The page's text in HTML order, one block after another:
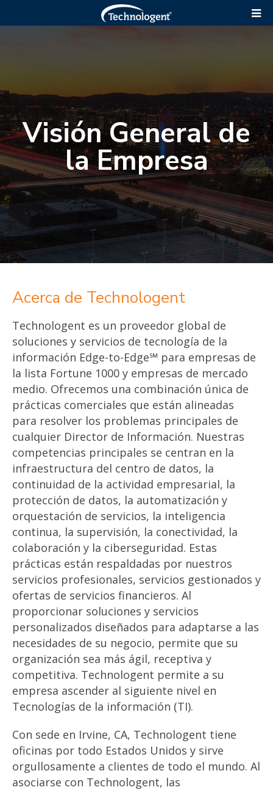
Visión General de
la Empresa
Acerca de Technologent
Technologent es un proveedor global de
soluciones y servicios de tecnología de la
información Edge-to-Edge℠ para empresas de
la lista Fortune 1000 y empresas de mercado
medio. Ofrecemos una combinación única de
prácticas comerciales que están alineadas
para resolver los problemas principales de
cualquier Director de Información. Nuestras
competencias principales se centran en la
infraestructura del centro de datos, la
continuidad de la actividad empresarial, la
protección de datos, la automatización y
orquestación de servicios, la inteligencia
continua, la supervisión, la conectividad, la
colaboración y la ciberseguridad. Estas
prácticas están respaldadas por nuestros
servicios profesionales, servicios gestionados y
ofertas de servicios financieros. Al
proporcionar soluciones y servicios
personalizados diseñados para adaptarse a las
necesidades de su negocio, permite que su
organización sea más ágil, receptiva y
competitiva. Technologent permite a su
empresa ascender al siguiente nivel en
Tecnologías de la información (TI).
Con sede en Irvine, CA, Technologent tiene
oficinas por todo Estados Unidos y sirve
orgullosamente a clientes de todo el mundo. Al
asociarse con Technologent, las